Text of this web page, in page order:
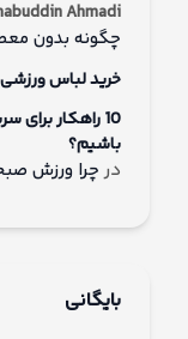
Ahmadi
چگونه بدون
خرید لباس ورزشی
10 راهکار
باشیم؟
درچرا ورزش
بایگانی